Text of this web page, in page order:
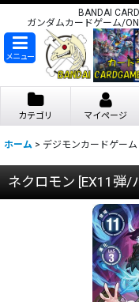
BANDAI
ガンダムカードゲーム/
メニュー
カテゴリ マイページ
ホーム > デジモンカードゲーム
ネクロモン [EX11弾/